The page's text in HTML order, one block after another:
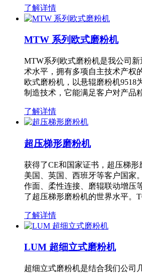
了解详情
MTW 系列欧式磨粉机
MTW系列欧式磨粉机是我公司
术水平，拥有多项自主技术产权
欧式磨粉机，以悬辊磨粉机9518
制造技术，它能满足客户对产品
了解详情
超压梯形磨粉机
获得了CE和国家证书，超压梯形
美国、英国、西班牙等客户国家
作面、柔性连接、磨辊联动增压
了超压梯形磨粉机的世界水平。
了解详情
LUM 超细立式磨粉机
超细立式磨粉机是结合我们公司